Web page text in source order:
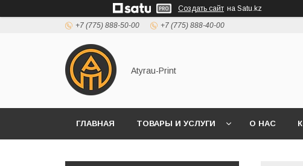
Создать сайт на Satu.kz
+7 (775) 888-50-00 +7 (775) 888-40-00
Atyrau-Print
ГЛАВНАЯ ТОВАРЫ И УСЛУГИ О НАС